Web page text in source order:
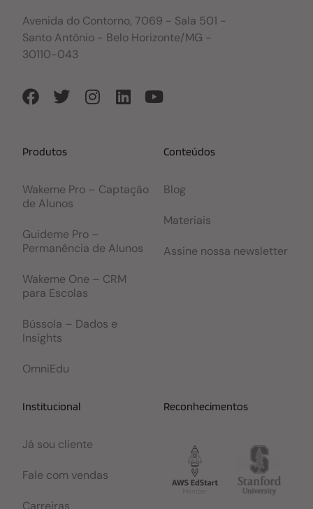
Avenida do Contorno, 7069 - Sala 501 -
Santo Antônio - Belo Horizonte/MG -
30110-043
Produtos
Wakeme Pro – Captação
de Alunos
Guideme Pro –
Permanência de Alunos
Wakeme One – CRM
para Escolas
Bússola – Dados e
Insights
OmniEdu
Conteúdos
Blog
Materiais
Assine nossa newsletter
Institucional
Já sou cliente
Fale com vendas
Carreiras
Reconhecimentos